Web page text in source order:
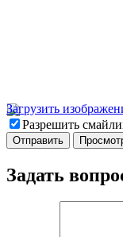
Загрузить
Разрешить
Задать